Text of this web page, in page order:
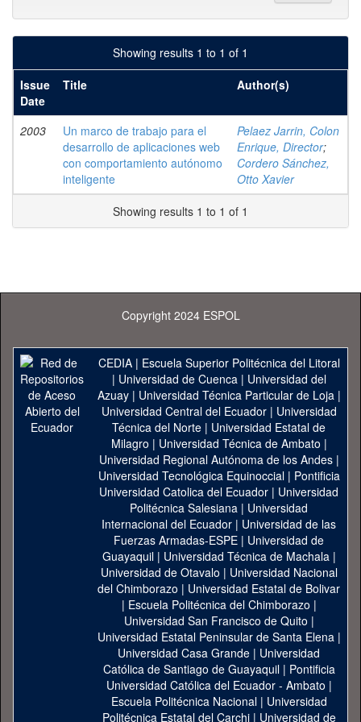
Showing results 1 to 1 of 1
Issue
Date
Title Author(s)
2003
Un marco de trabajo para el
desarrollo de aplicaciones web
con comportamiento autónomo
inteligente
Pelaez Jarrin, Colon
Enrique, Director;
Cordero Sánchez,
Otto Xavier
Showing results 1 to 1 of 1
Copyright 2024 ESPOL
CEDIA| Escuela Superior Politécnica del Litoral
| Universidad de Cuenca| Universidad del
Azuay| Universidad Técnica Particular de Loja|
Universidad Central del Ecuador| Universidad
Técnica del Norte | Universidad Estatal de
Milagro | Universidad Técnica de Ambato |
Universidad Regional Autónoma de los Andes|
Universidad Tecnológica Equinoccial| Pontificia
Universidad Catolica del Ecuador | Universidad
Politécnica Salesiana | Universidad
Internacional del Ecuador | Universidad de las
Fuerzas Armadas-ESPE | Universidad de
Guayaquil| Universidad Técnica de Machala|
Universidad de Otavalo | Universidad Nacional
del Chimborazo | Universidad Estatal de Bolivar
| Escuela Politécnica del Chimborazo |
Universidad San Francisco de Quito |
Universidad Estatal Peninsular de Santa Elena|
Universidad Casa Grande | Universidad
Católica de Santiago de Guayaquil| Pontificia
Universidad Católica del Ecuador - Ambato |
Escuela Politécnica Nacional| Universidad
Politécnica Estatal del Carchi| Universidad de